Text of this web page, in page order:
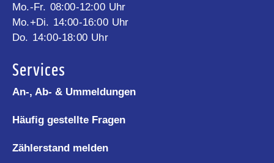
Mo.-Fr. 08:00-12:00 Uhr
Mo.+Di. 14:00-16:00 Uhr
Do. 14:00-18:00 Uhr
Services
An-, Ab- & Ummeldungen
Häufig gestellte Fragen
Zählerstand melden